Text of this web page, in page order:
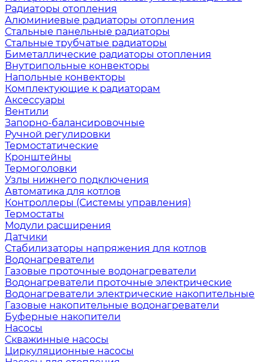
Радиаторы отопления
Алюминиевые радиаторы отопления
Стальные панельные радиаторы
Стальные трубчатые радиаторы
Биметаллические радиаторы отопления
Внутрипольные конвекторы
Напольные конвекторы
Комплектующие к радиаторам
Аксессуары
Вентили
Запорно-балансировочные
Ручной регулировки
Термостатические
Кронштейны
Термоголовки
Узлы нижнего подключения
Автоматика для котлов
Контроллеры (Системы управления)
Термостаты
Модули расширения
Датчики
Стабилизаторы напряжения для котлов
Водонагреватели
Газовые проточные водонагреватели
Водонагреватели проточные электрические
Водонагреватели электрические накопительные
Газовые накопительные водонагреватели
Буферные накопители
Насосы
Скважинные насосы
Циркуляционные насосы